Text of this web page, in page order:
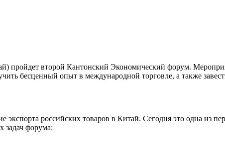
пройдет второй Кантонский Экономический форум.
бесценный опыт в международной торговле, а также
экспорта российских товаров в Китай. Сегодня это одна из
задач форума: